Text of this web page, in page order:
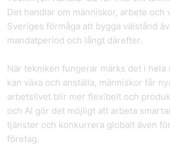
Det handlar om människor, arbete och
Sveriges förmåga att bygga välstånd
mandatperiod och långt därefter.
När tekniken fungerar märks det i hela
kan växa och anställa, människor får
arbetslivet blir mer flexibelt och
och AI gör det möjligt att arbeta
tjänster och konkurrera globalt även
företag.